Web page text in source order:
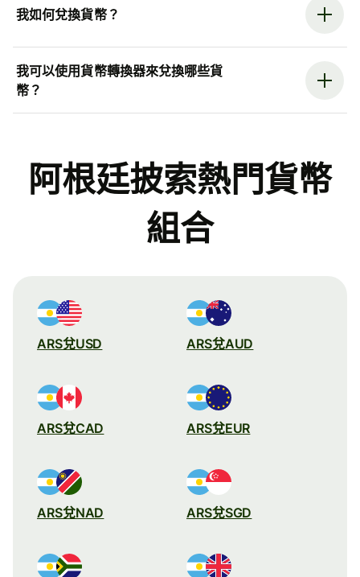
我如何兌換貨幣？
我可以使用貨幣轉換器來兌換哪些貨
幣？
阿根廷披索熱門貨幣
組合
ARS兌USD ARS兌AUD
ARS兌CAD ARS兌EUR
ARS兌NAD ARS兌SGD